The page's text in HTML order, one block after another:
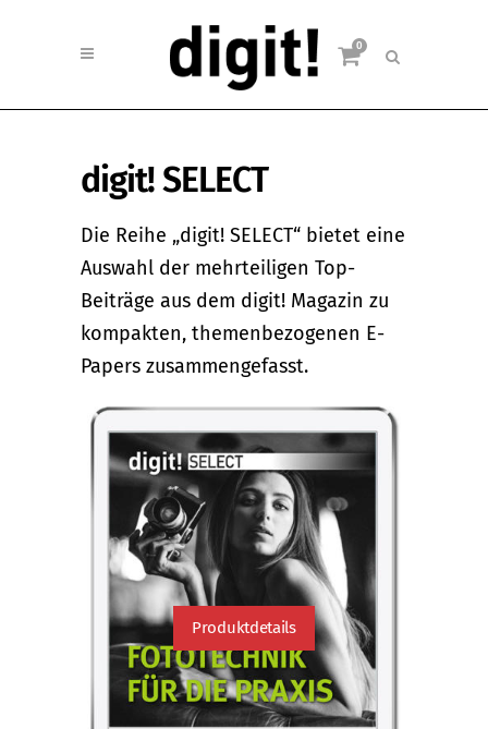
0
digit! SELECT
Die Reihe „digit! SELECT“ bietet eine
Auswahl der mehrteiligen Top-
Beiträge aus dem digit! Magazin zu
kompakten, themenbezogenen E-
Papers zusammengefasst.
Produktdetails